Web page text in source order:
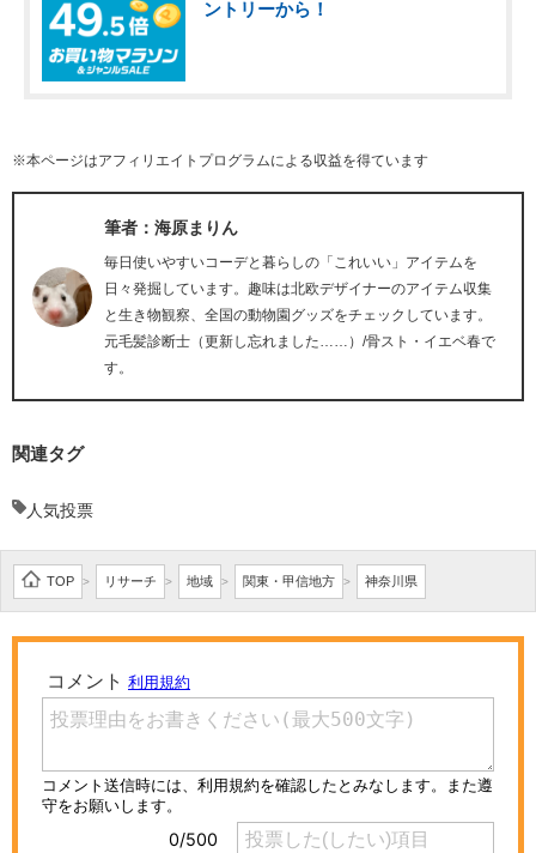
ントリーから！
※本ページはアフィリエイトプログラムによる収益を得ています
筆者：海原まりん
毎日使いやすいコーデと暮らしの「これいい」アイテムを
日々発掘しています。趣味は北欧デザイナーのアイテム収集
と生き物観察、全国の動物園グッズをチェックしています。
元毛髪診断士（更新し忘れました……）/骨スト・イエベ春で
す。
関連タグ
人気投票
TOP > リサーチ > 地域 > 関東・甲信地方 > 神奈川県